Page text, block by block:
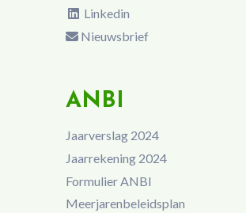
Linkedin
Nieuwsbrief
ANBI
Jaarverslag 2024
Jaarrekening 2024
Formulier ANBI
Meerjarenbeleidsplan